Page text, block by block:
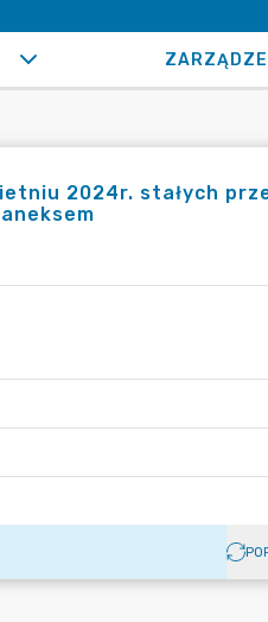
2024r. stałych